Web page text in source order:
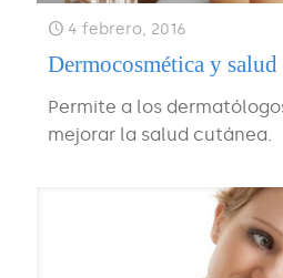
4 febrero, 2016
Dermocosmética y salud
Permite a los
mejorar la salud cutánea.